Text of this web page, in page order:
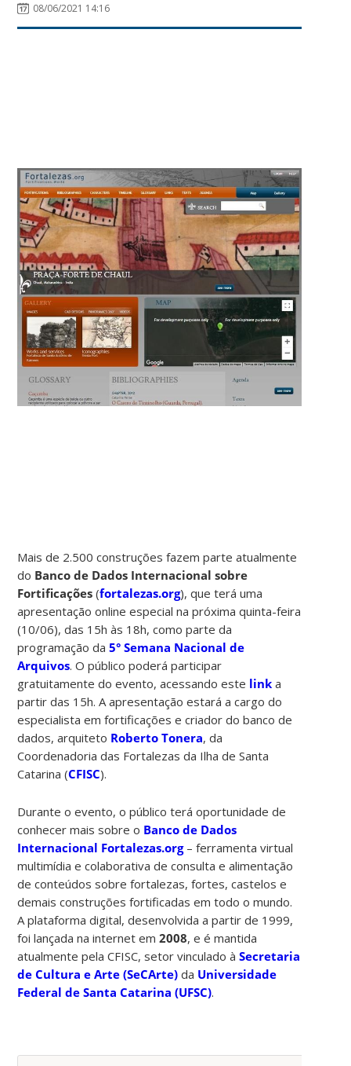
08/06/2021 14:16
Mais de 2.500 construções fazem parte atualmente
do Banco de Dados Internacional sobre
Fortificações (fortalezas.org), que terá uma
apresentação online especial na próxima quinta-feira
(10/06), das 15h às 18h, como parte da
programação da5° Semana Nacional de
Arquivos. O público poderá participar
gratuitamente do evento, acessando este linka
partir das 15h. A apresentação estará a cargo do
especialista em fortificações e criador do banco de
dados, arquiteto Roberto Tonera, da
Coordenadoria das Fortalezas da Ilha de Santa
Catarina (CFISC).
Durante o evento, o público terá oportunidade de
conhecer mais sobre o Banco de Dados
Internacional Fortalezas.org– ferramenta virtual
multimídia e colaborativa de consulta e alimentação
de conteúdos sobre fortalezas, fortes, castelos e
demais construções fortificadas em todo o mundo.
A plataforma digital, desenvolvida a partir de 1999,
foi lançada na internet em2008, e é mantida
atualmente pela CFISC, setor vinculado àSecretaria
de Cultura e Arte (SeCArte) da Universidade
Federal de Santa Catarina (UFSC).